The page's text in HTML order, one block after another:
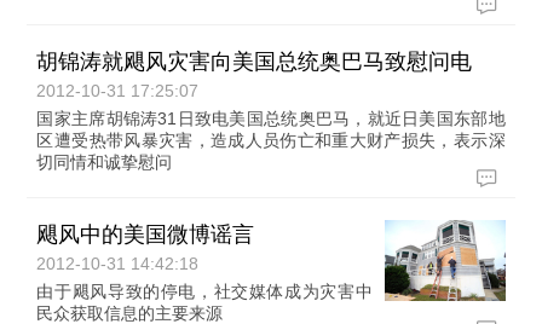
胡锦涛就飓风灾害向美国总统奥巴马致慰问电
2012-10-31 17:25:07
国家主席胡锦涛31日致电美国总统奥巴马，就近日美国东部地
区遭受热带风暴灾害，造成人员伤亡和重大财产损失，表示深
切同情和诚挚慰问
飓风中的美国微博谣言
2012-10-31 14:42:18
由于飓风导致的停电，社交媒体成为灾害中
民众获取信息的主要来源